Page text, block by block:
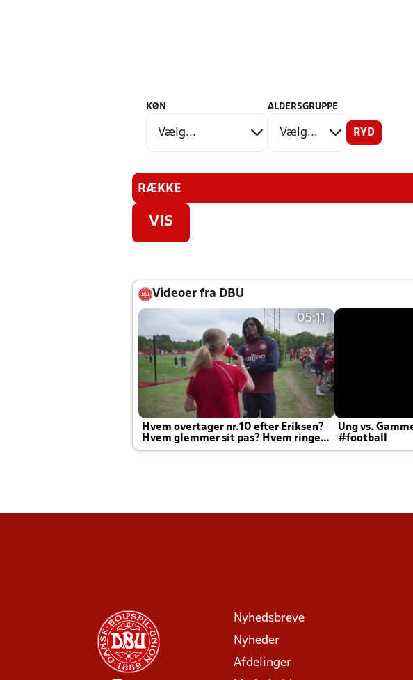
KØN ALDERSGRUPPE
RYD
RÆKKE
VIS
Videoer fra DBU
05:11
Hvem overtager nr.10 efter Eriksen?
Hvem glemmer sit pas? Hvem ringer
Joachim altid til efter kampe?
Ung vs.
#football
Nyhedsbreve
Nyheder
Afdelinger